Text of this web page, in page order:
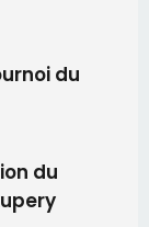
une
de San